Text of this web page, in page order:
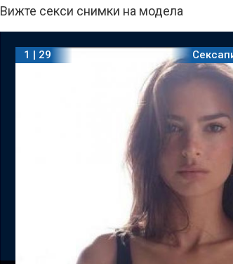
Вижте секси снимки на модела
1 | 29